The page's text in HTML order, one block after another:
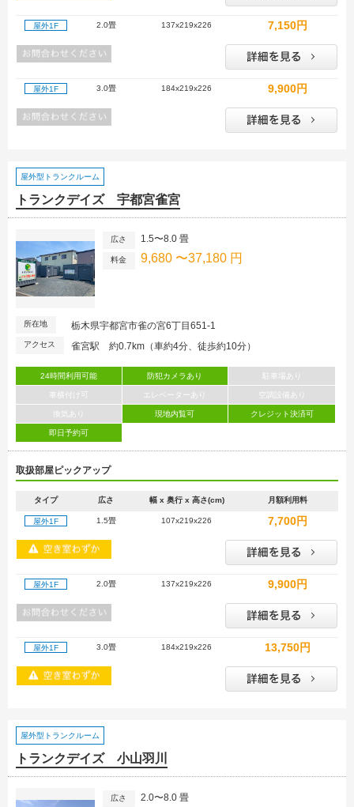
屋外1F 2.0畳 137x219x226 7,150円
屋外1F 3.0畳 184x219x226 9,900円
屋外型トランクルーム
トランクデイズ 宇都宮雀宮
広さ 1.5〜8.0 畳
料金 9,680 〜37,180 円
所在地 栃木県宇都宮市雀の宮6丁目651-1
アクセス 雀宮駅 約0.7km（車約4分、徒歩約10分）
24時間利用可能 防犯カメラあり 駐車場あり
車横付け可 エレベーターあり 空調設備あり
換気あり 現地内覧可 クレジット決済可
即日予約可
取扱部屋ピックアップ
タイプ 広さ 幅 x 奥行 x 高さ(cm) 月額利用料
屋外1F 1.5畳 107x219x226 7,700円
屋外1F 2.0畳 137x219x226 9,900円
屋外1F 3.0畳 184x219x226 13,750円
屋外型トランクルーム
トランクデイズ 小山羽川
広さ 2.0〜8.0 畳